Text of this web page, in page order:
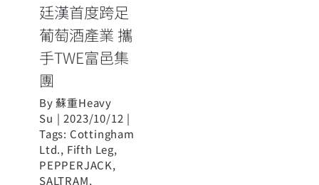
廷漢首度跨足
葡萄酒產業 攜
手TWE富邑集
團
By蘇重Heavy
Su | 2023/10/12 |
Tags: Cottingham
Ltd., Fifth Leg,
PEPPERJACK,
SALTRAM,